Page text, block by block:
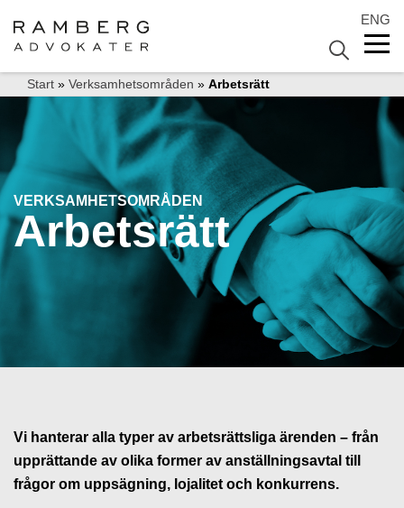
ENG
Start » Verksamhetsområden » Arbetsrätt
VERKSAMHETSOMRÅDEN
Arbetsrätt
Vi hanterar alla typer av arbetsrättsliga ärenden – från
upprättande av olika former av anställningsavtal till
frågor om uppsägning, lojalitet och konkurrens.